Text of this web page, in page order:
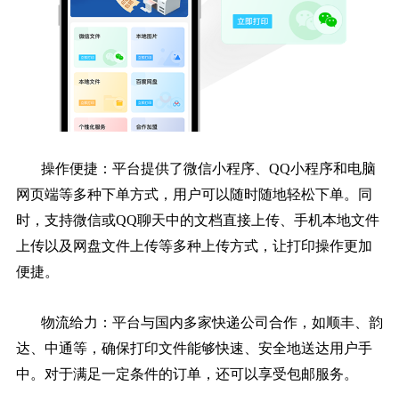
操作便捷：平台提供了微信小程序、QQ小程序和电脑
网页端等多种下单方式，用户可以随时随地轻松下单。同
时，支持微信或QQ聊天中的文档直接上传、手机本地文件
上传以及网盘文件上传等多种上传方式，让打印操作更加
便捷。
物流给力：平台与国内多家快递公司合作，如顺丰、韵
达、中通等，确保打印文件能够快速、安全地送达用户手
中。对于满足一定条件的订单，还可以享受包邮服务。